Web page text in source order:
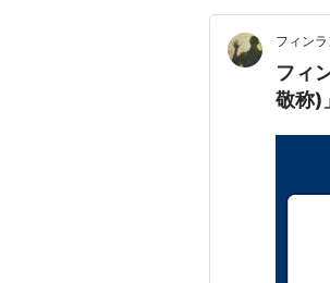
フィン
フィ
敬称)